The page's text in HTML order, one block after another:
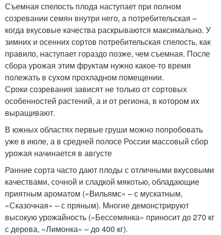
Съемная спелость плода наступает при полном
созревании семян внутри него, а потребительская –
когда вкусовые качества раскрываются максимально. У
зимних и осенних сортов потребительская спелость, как
правило, наступает гораздо позже, чем съемная. После
сбора урожая этим фруктам нужно какое-то время
полежать в сухом прохладном помещении.
Сроки созревания зависят не только от сортовых
особенностей растений, а и от региона, в котором их
выращивают.
В южных областях первые груши можно попробовать
уже в июле, а в средней полосе России массовый сбор
урожая начинается в августе
Ранние сорта часто дают плоды с отличными вкусовыми
качествами, сочной и сладкой мякотью, обладающие
приятным ароматом («Вильямс» – с мускатным,
«Сказочная» – с пряным). Многие демонстрируют
высокую урожайность («Бессемянка» приносит до 270 кг
с дерева, «Лимонка» – до 400 кг).